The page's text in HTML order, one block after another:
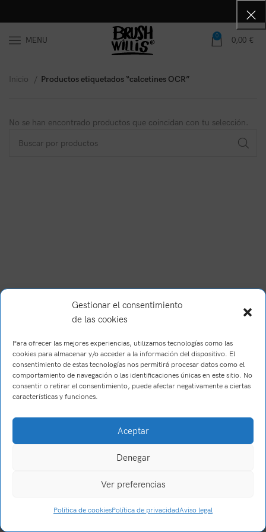
Gestionar el consentimiento
de las cookies
Para ofrecer las mejores experiencias, utilizamos tecnologías como las
cookies para almacenar y/o acceder a la información del dispositivo. El
consentimiento de estas tecnologías nos permitirá procesar datos como el
comportamiento de navegación o las identificaciones únicas en este sitio. No
consentir o retirar el consentimiento, puede afectar negativamente a ciertas
características y funciones.
Aceptar
Denegar
Ver preferencias
Política de cookiesPolítica de privacidadAviso legal
MENU 0 0,00 €
Inicio Productos etiquetados “calcetines OCR”
No se han encontrado productos que coincidan con tu selección.
0